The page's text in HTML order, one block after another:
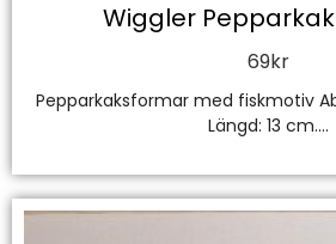
Wiggler
69kr
Pepparkaksformar med fiskmotiv
Längd: 13 cm....